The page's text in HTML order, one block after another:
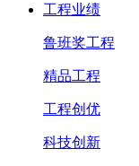
工程业绩
鲁班奖工程
精品工程
工程创优
科技创新